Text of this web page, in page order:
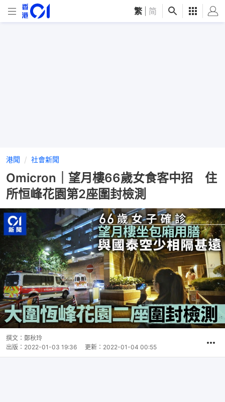
繁 简
港聞 社會新聞
Omicron｜望月樓66歲女食客中招 住
所恒峰花園第2座圍封檢測
撰文： 鄭秋玲
出版： 2022-01-03 19:36 更新： 2022-01-04 00:55